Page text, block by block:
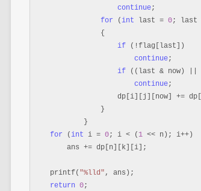
continue;
for ( int last = 0; last
                {
if (!flag[last])
continue;
if ((last & now) ||
continue;
                    dp[i][j][now]
+=
                }
            }
for ( int i = 0; i < ( 1 << n); i++ )
        ans
+= dp[n][k][i];
    printf(
"%lld" , ans);
return 0;